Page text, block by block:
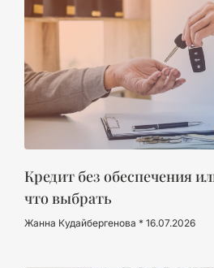
Кредит без обеспечения
что выбрать
Жанна Кудайбергенова 16.07.2026